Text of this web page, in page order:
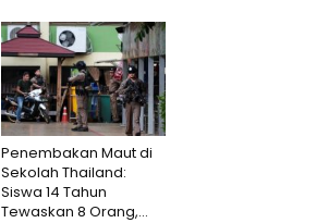
Penembakan Maut di
Sekolah Thailand:
Siswa 14 Tahun
Tewaskan 8 Orang,...